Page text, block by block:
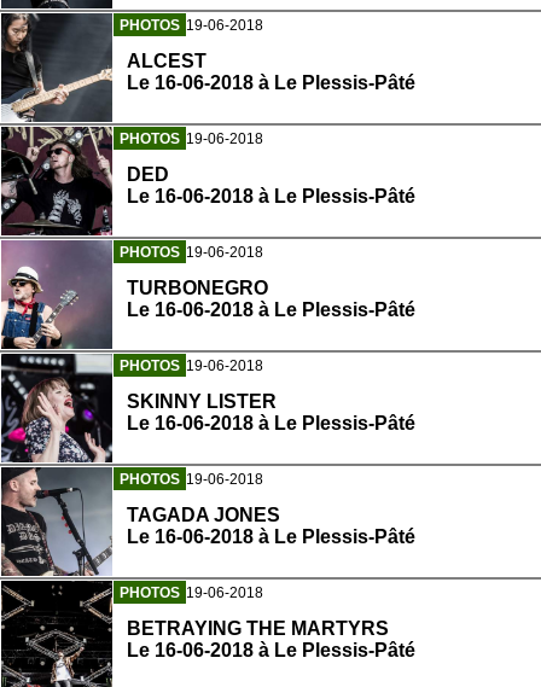
PHOTOS 19-06-2018
ALCEST
Le 16-06-2018 à Le Plessis-Pâté
PHOTOS 19-06-2018
DED
Le 16-06-2018 à Le Plessis-Pâté
PHOTOS 19-06-2018
TURBONEGRO
Le 16-06-2018 à Le Plessis-Pâté
PHOTOS 19-06-2018
SKINNY LISTER
Le 16-06-2018 à Le Plessis-Pâté
PHOTOS 19-06-2018
TAGADA JONES
Le 16-06-2018 à Le Plessis-Pâté
PHOTOS 19-06-2018
BETRAYING THE MARTYRS
Le 16-06-2018 à Le Plessis-Pâté